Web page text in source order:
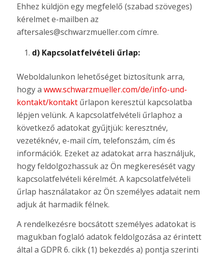
Ehhez küldjön egy megfelelő (szabad szöveges)
kérelmet e-mailben az
aftersales@schwarzmueller.com címre.
d) Kapcsolatfelvételi űrlap:
Weboldalunkon lehetőséget biztosítunk arra,
hogy a www.schwarzmueller.com/de/info-und-
kontakt/kontaktűrlapon keresztül kapcsolatba
lépjen velünk. A kapcsolatfelvételi űrlaphoz a
következő adatokat gyűjtjük: keresztnév,
vezetéknév, e-mail cím, telefonszám, cím és
információk. Ezeket az adatokat arra használjuk,
hogy feldolgozhassuk az Ön megkeresését vagy
kapcsolatfelvételi kérelmét. A kapcsolatfelvételi
űrlap használatakor az Ön személyes adatait nem
adjuk át harmadik félnek.
A rendelkezésre bocsátott személyes adatokat is
magukban foglaló adatok feldolgozása az érintett
által a GDPR 6. cikk (1) bekezdés a) pontja szerinti